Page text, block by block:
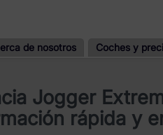
de nosotros Coches y
Jogger
rápida y